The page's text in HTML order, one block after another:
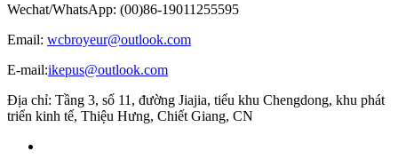
Wechat/WhatsApp: (00)86-19011255595
Email: wcbroyeur@outlook.com
E-mail:ikepus@outlook.com
Địa chỉ: Tầng 3, số 11, đường Jiajia, tiểu khu Chengdong, khu phát
triển kinh tế, Thiệu Hưng, Chiết Giang, CN